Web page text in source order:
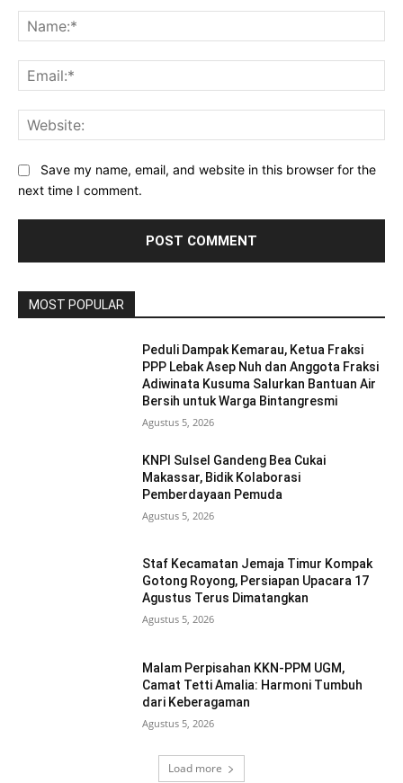
Save my name, email, and website in this browser for the
next time I comment.
MOST POPULAR
Peduli Dampak Kemarau, Ketua Fraksi
PPP Lebak Asep Nuh dan Anggota Fraksi
Adiwinata Kusuma Salurkan Bantuan Air
Bersih untuk Warga Bintangresmi
Agustus 5, 2026
KNPI Sulsel Gandeng Bea Cukai
Makassar, Bidik Kolaborasi
Pemberdayaan Pemuda
Agustus 5, 2026
Staf Kecamatan Jemaja Timur Kompak
Gotong Royong, Persiapan Upacara 17
Agustus Terus Dimatangkan ‎
Agustus 5, 2026
Malam Perpisahan KKN-PPM UGM,
Camat Tetti Amalia: Harmoni Tumbuh
dari Keberagaman
Agustus 5, 2026
Load more